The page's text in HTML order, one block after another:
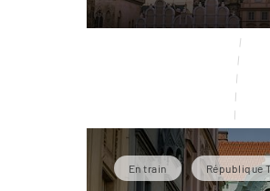
En train République